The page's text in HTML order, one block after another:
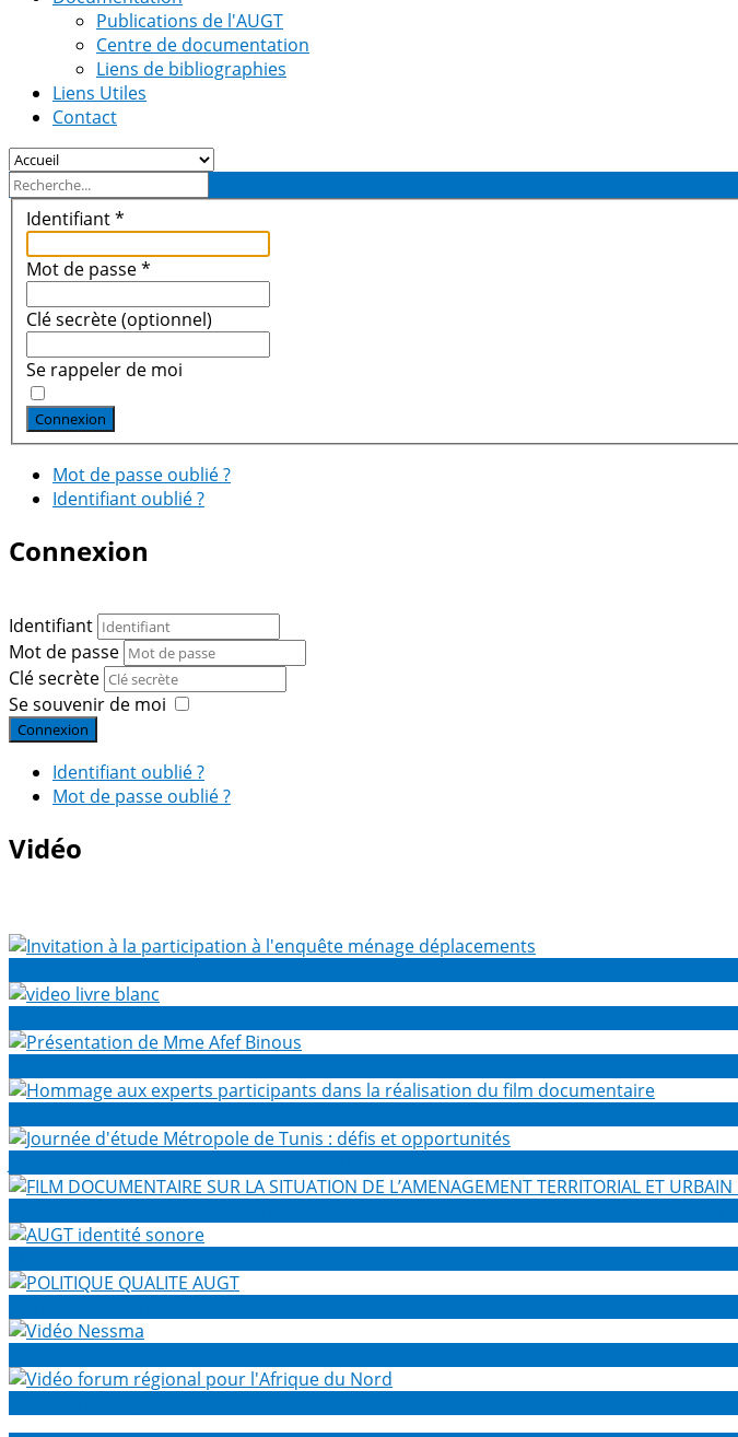
Publications de l'AUGT
Centre de documentation
Liens de bibliographies
Liens Utiles
Contact
Identifiant*
Mot de passe*
Clé secrète(optionnel)
Se rappeler de moi
Connexion
Mot de passe oublié ?
Identifiant oublié ?
Connexion
Identifiant
Mot de passe
Clé secrète
Se souvenir de moi
Connexion
Identifiant oublié ?
Mot de passe oublié ?
Vidéo